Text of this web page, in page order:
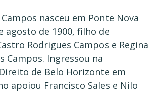
nasceu em Ponte Nova
agosto de 1900, filho de
Rodrigues Campos e Regina
Campos. Ingressou na
de Belo Horizonte em
apoiou Francisco Sales e Nilo